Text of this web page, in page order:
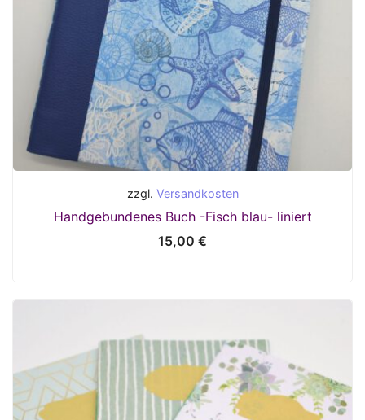
zzgl. Versandkosten
Handgebundenes Buch -Fisch blau- liniert
15,00 €